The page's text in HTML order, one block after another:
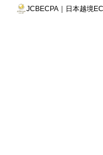
JCBECPA｜日本越境